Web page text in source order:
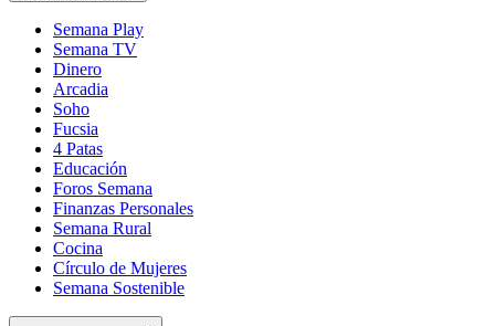
Semana Play
Semana TV
Dinero
Arcadia
Soho
in
new
window
Fucsia
in
new
window
4 Patas
Educación
Foros Semana
Finanzas Personales
Semana Rural
Cocina
Círculo de Mujeres
Semana Sostenible